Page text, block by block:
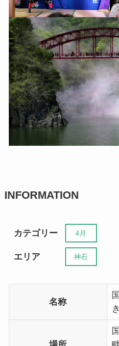
INFORMATION
カテゴリー 4月
エリア 神石
名称
き